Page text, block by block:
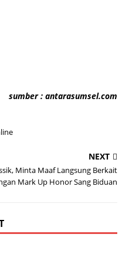
sumber : antarasumsel.com
NEXT
Minta Maaf Langsung Berkait
Mark Up Honor Sang Biduan